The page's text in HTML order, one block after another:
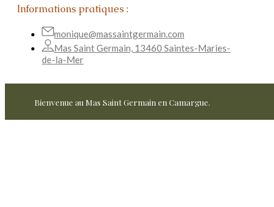
Informations pratiques :
monique@massaintgermain.com
Mas Saint Germain, 13460 Saintes-Maries-
de-la-Mer
Bienvenue au Mas Saint Germain en Camargue.